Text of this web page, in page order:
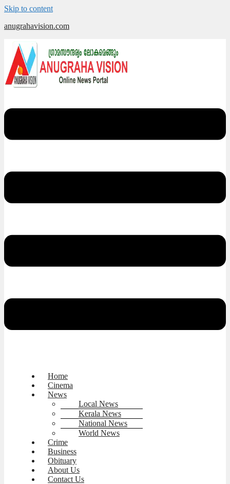
Skip to content
anugrahavision.com
Home
Cinema
News
Local News
Kerala News
National News
World News
Crime
Business
Obituary
About Us
Contact Us